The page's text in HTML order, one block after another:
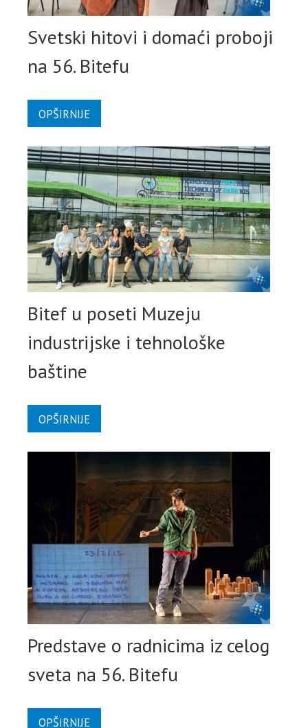
Svetski hitovi i domaći proboji
na 56. Bitefu
OPŠIRNIJE
Bitef u poseti Muzeju
industrijske i tehnološke
baštine
OPŠIRNIJE
Predstave o radnicima iz celog
sveta na 56. Bitefu
OPŠIRNIJE